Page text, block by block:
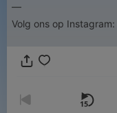
—
Volg ons op Instagram: